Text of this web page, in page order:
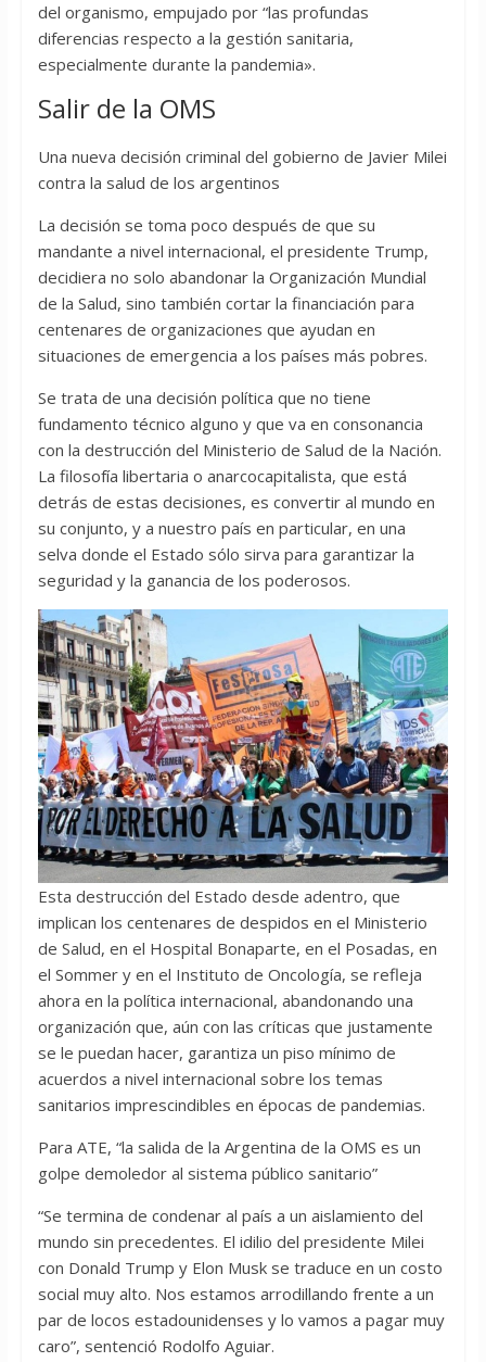
del organismo, empujado por “las profundas
diferencias respecto a la gestión sanitaria,
especialmente durante la pandemia».
Salir de la OMS
Una nueva decisión criminal del gobierno de Javier Milei
contra la salud de los argentinos
La decisión se toma poco después de que su
mandante a nivel internacional, el presidente Trump,
decidiera no solo abandonar la Organización Mundial
de la Salud, sino también cortar la financiación para
centenares de organizaciones que ayudan en
situaciones de emergencia a los países más pobres.
Se trata de una decisión política que no tiene
fundamento técnico alguno y que va en consonancia
con la destrucción del Ministerio de Salud de la Nación.
La filosofía libertaria o anarcocapitalista, que está
detrás de estas decisiones, es convertir al mundo en
su conjunto, y a nuestro país en particular, en una
selva donde el Estado sólo sirva para garantizar la
seguridad y la ganancia de los poderosos.
Esta destrucción del Estado desde adentro, que
implican los centenares de despidos en el Ministerio
de Salud, en el Hospital Bonaparte, en el Posadas, en
el Sommer y en el Instituto de Oncología, se refleja
ahora en la política internacional, abandonando una
organización que, aún con las críticas que justamente
se le puedan hacer, garantiza un piso mínimo de
acuerdos a nivel internacional sobre los temas
sanitarios imprescindibles en épocas de pandemias.
Para ATE, “la salida de la Argentina de la OMS es un
golpe demoledor al sistema público sanitario”
“Se termina de condenar al país a un aislamiento del
mundo sin precedentes. El idilio del presidente Milei
con Donald Trump y Elon Musk se traduce en un costo
social muy alto. Nos estamos arrodillando frente a un
par de locos estadounidenses y lo vamos a pagar muy
caro”, sentenció Rodolfo Aguiar.